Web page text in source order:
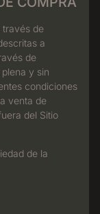
través de
a
de
y sin
condiciones
venta de
del Sitio
de la